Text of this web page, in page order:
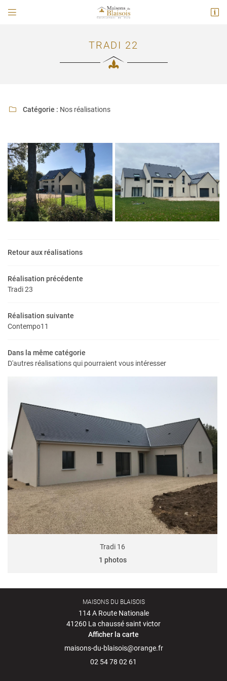

réalisations
Terrains
Actualités
Contact

RESTEZ
INSCRIPTION
SUIVRE MON
 Adresse email de réception
En cochant cette case, vous consentez à recevoir nos propositions commerciales à
l'adresse email indiqué ci-dessus. Vous pouvez vous désinscrire à tout moment en
utilisant
le formulaire de désinscription.
INSCRIPTION
TRADI 22
 Catégorie : Nos réalisations
Retour aux réalisations
Réalisation précédente
Tradi 23
Réalisation suivante
Contempo11
Dans la même catégorie
D'autres réalisations qui pourraient vous intéresser
Tradi 16
1 photos
MAISONS DU BLAISOIS
114 A Route Nationale
41260 La chaussé saint victor
Afficher la carte
02 54 78 02 61